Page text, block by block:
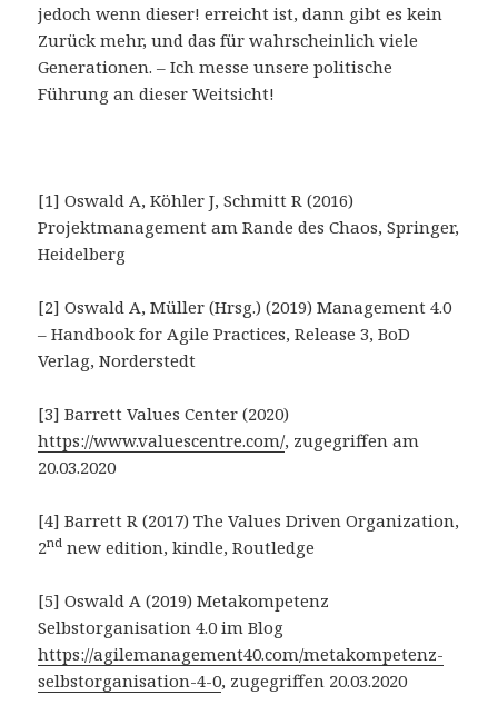
jedoch wenn dieser! erreicht ist, dann gibt es kein
Zurück mehr, und das für wahrscheinlich viele
Generationen. – Ich messe unsere politische
Führung an dieser Weitsicht!
[1] Oswald A, Köhler J, Schmitt R (2016)
Projektmanagement am Rande des Chaos, Springer,
Heidelberg
[2] Oswald A, Müller (Hrsg.) (2019) Management 4.0
– Handbook for Agile Practices, Release 3, BoD
Verlag, Norderstedt
[3] Barrett Values Center (2020)
https://www.valuescentre.com/, zugegriffen am
20.03.2020
[4] Barrett R (2017) The Values Driven Organization,
2nd new edition, kindle, Routledge
[5] Oswald A (2019) Metakompetenz
Selbstorganisation 4.0 im Blog
https://agilemanagement40.com/metakompetenz-
selbstorganisation-4-0, zugegriffen 20.03.2020